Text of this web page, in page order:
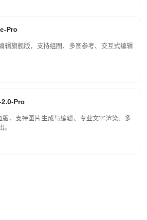
Pro
辑旗舰版，支持组图、多图参考、交互式编辑
Pro
，支持图片生成与编辑、专业文字渲染、多
。